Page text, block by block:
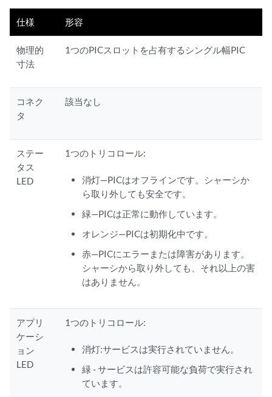
仕様 形容
物理的
寸法
1つのPICスロットを占有するシングル幅PIC
コネク
タ
該当なし
ステー
タス
LED
1つのトリコロール:
消灯—PICはオフラインです。シャーシか
ら取り外しても安全です。
緑—PICは正常に動作しています。
オレンジ—PICは初期化中です。
赤—PICにエラーまたは障害があります。
シャーシから取り外しても、それ以上の害
はありません。
アプリ
ケーシ
ョン
LED
1つのトリコロール:
消灯:サービスは実行されていません。
緑 - サービスは許容可能な負荷で実行され
ています。